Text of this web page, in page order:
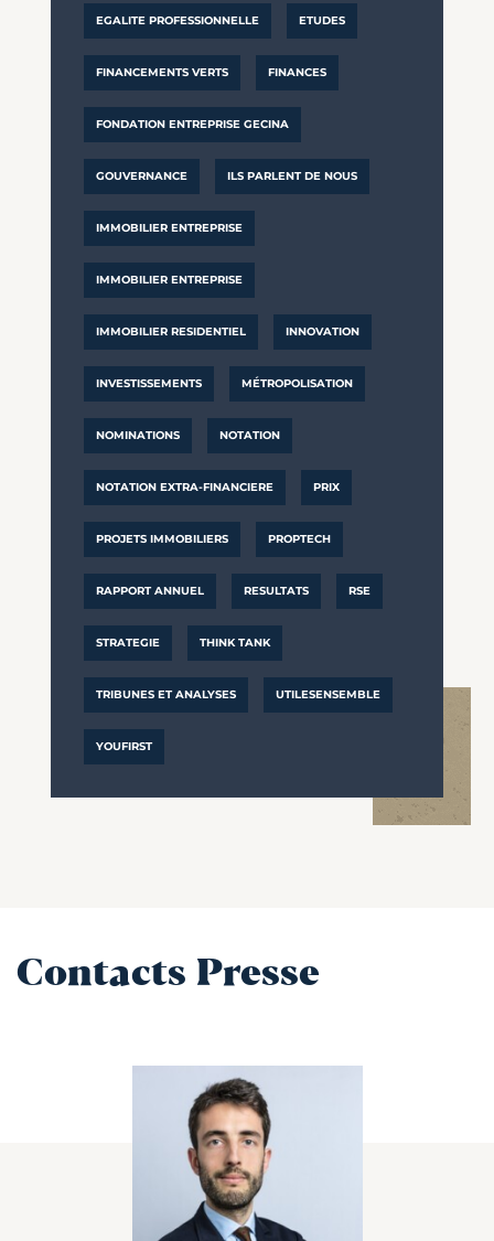
EGALITE PROFESSIONNELLE ETUDES
FINANCEMENTS VERTS FINANCES
FONDATION ENTREPRISE GECINA
GOUVERNANCE ILS PARLENT DE NOUS
IMMOBILIER ENTREPRISE
IMMOBILIER ENTREPRISE
IMMOBILIER RESIDENTIEL INNOVATION
INVESTISSEMENTS MÉTROPOLISATION
NOMINATIONS NOTATION
NOTATION EXTRA-FINANCIERE PRIX
PROJETS IMMOBILIERS PROPTECH
RAPPORT ANNUEL RESULTATS RSE
STRATEGIE THINK TANK
TRIBUNES ET ANALYSES UTILESENSEMBLE
YOUFIRST
Contacts Presse